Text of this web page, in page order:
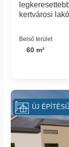
kertvárosi
Belső terület
60 m²
ÚJ